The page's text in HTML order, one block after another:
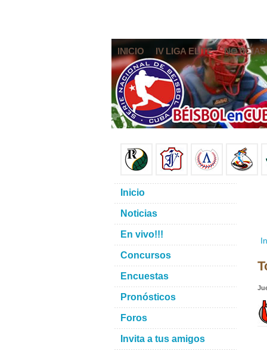
INICIO IV LIGA ELITE NOTICIAS
Inicio
Noticias
En vivo!!!
Concursos
Encuestas
Pronósticos
Foros
Invita a tus amigos